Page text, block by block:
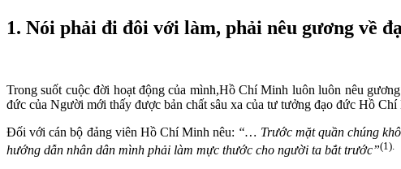
1. Nói phải đi đôi với làm, phải nêu gương về
Trong suốt cuộc đời hoạt động của mình,Hồ Chí Minh luôn luôn nêu
đức của Người mới thấy được bản chất sâu xa của tư tưởng đạo đức Hồ Chí
Đối với cán bộ đảng viên Hồ Chí Minh nêu: “… Trước mặt quần chúng
hướng dẫn nhân dân mình phải làm mực thước cho người ta bắt trước”(1).